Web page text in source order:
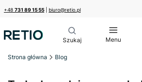
+48 731 89 15 55 biuro@retio.pl
Menu
Strona główna Blog